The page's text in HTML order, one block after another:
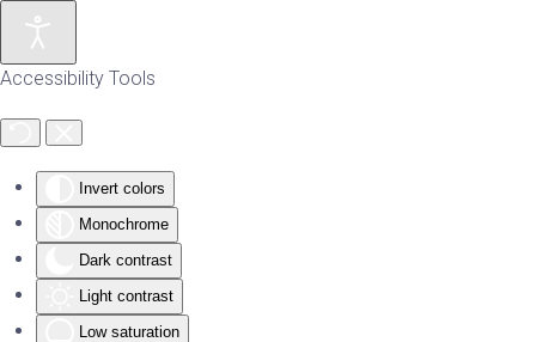
Accessibility Tools
Invert colors
Monochrome
Dark contrast
Light contrast
Low saturation
Skip to main content